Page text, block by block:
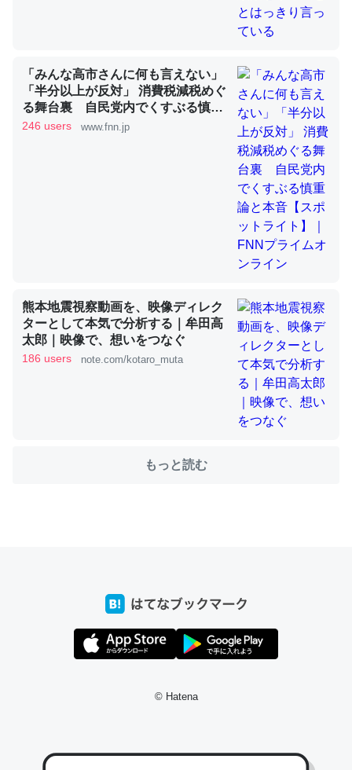
これを元に考えるとカルシウムを大量に使う脊椎動物と貝
類は苦労してるんだな…。腹足類だと殻を無くしてナメク
─ニュース :: 【研究発表】昆虫学の大問題＝「昆虫はなぜ海にいな
ちぼちRingも置こうかと画策中。あと、Googleマップで
位置情報を共有してる。電池残量や充電中かが分かるので
これ見て生きてるなって分かる。
─たまにLINEするくらいだった遠方の父67歳と僕。ITツール導入で
コミュニケーションが劇的に変化した｜tayorini by LIFULL介護
ちょうど同じ理由でEcho Show 8を設定中でした。Prime
回線代ほとんどかからないですよ。参考：
─たまにLINEするくらいだった遠方の父67歳と僕。ITツール導入で
「みんな高市さんに何も言えない」
「半分以上が反対」 消費税減税めぐ
る舞台裏 自民党内でくすぶる慎重
論と本音【スポットライト】｜FNN
246 users www.fnn.jp
熊本地震視察動画を、映像ディレク
ターとして本気で分析する｜牟田高
太郎｜映像で、想いをつなぐ
186 users note.com/kotaro_muta
もっと読む
© Hatena